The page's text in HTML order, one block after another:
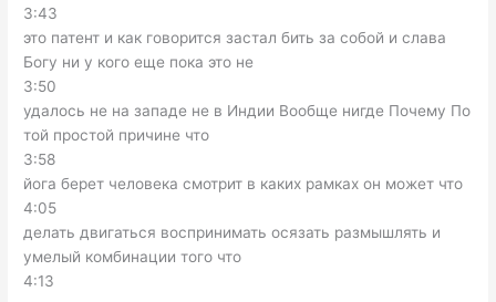
3:43
это патент и как говорится застал бить за собой и слава
Богу ни у кого еще пока это не
3:50
удалось не на западе не в Индии Вообще нигде Почему По
той простой причине что
3:58
йога берет человека смотрит в каких рамках он может что
4:05
делать двигаться воспринимать осязать размышлять и
умелый комбинации того что
4:13